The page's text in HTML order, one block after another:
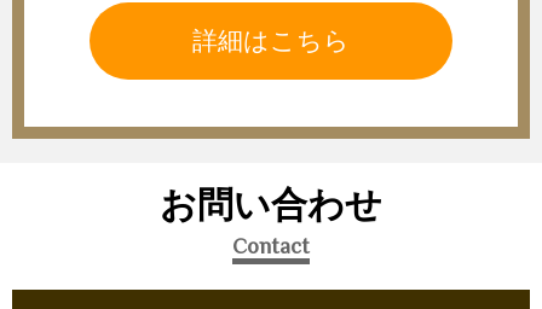
詳細はこちら
お問い合わせ
Contact